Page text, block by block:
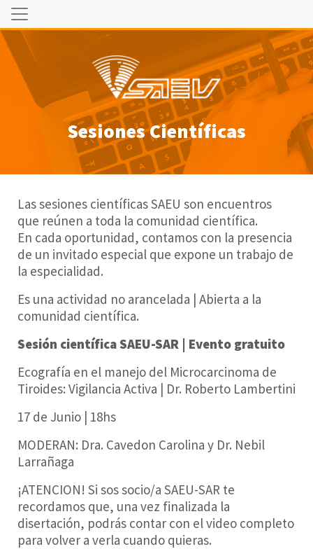
Sesiones Científicas
Las sesiones científicas SAEU son encuentros
que reúnen a toda la comunidad científica.
En cada oportunidad, contamos con la presencia
de un invitado especial que expone un trabajo de
la especialidad.
Es una actividad no arancelada | Abierta a la
comunidad científica.
Sesión científica SAEU-SAR | Evento gratuito
Ecografía en el manejo del Microcarcinoma de
Tiroides: Vigilancia Activa | Dr. Roberto Lambertini
17 de Junio | 18hs
MODERAN: Dra. Cavedon Carolina y Dr. Nebil
Larrañaga
¡ATENCION! Si sos socio/a SAEU-SAR te
recordamos que, una vez finalizada la
disertación, podrás contar con el video completo
para volver a verla cuando quieras.